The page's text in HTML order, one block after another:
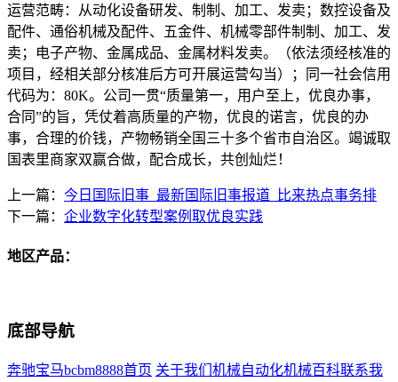
运营范畴：从动化设备研发、制制、加工、发卖；数控设备及
配件、通俗机械及配件、五金件、机械零部件制制、加工、发
卖；电子产物、金属成品、金属材料发卖。（依法须经核准的
项目，经相关部分核准后方可开展运营勾当）；同一社会信用
代码为：80K。公司一贯“质量第一，用户至上，优良办事，
合同”的旨，凭仗着高质量的产物，优良的诺言，优良的办
事，合理的价钱，产物畅销全国三十多个省市自治区。竭诚取
国表里商家双赢合做，配合成长，共创灿烂！
上一篇： 今日国际旧事_最新国际旧事报道_比来热点事务排
下一篇： 企业数字化转型案例取优良实践
地区产品：
底部导航
奔驰宝马bcbm8888首页 关于我们 机械自动化机械百科联系我